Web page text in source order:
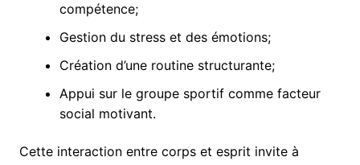
compétence;
Gestion du stress et des émotions;
Création d’une routine structurante;
Appui sur le groupe sportif comme facteur
social motivant.
Cette interaction entre corps et esprit invite à